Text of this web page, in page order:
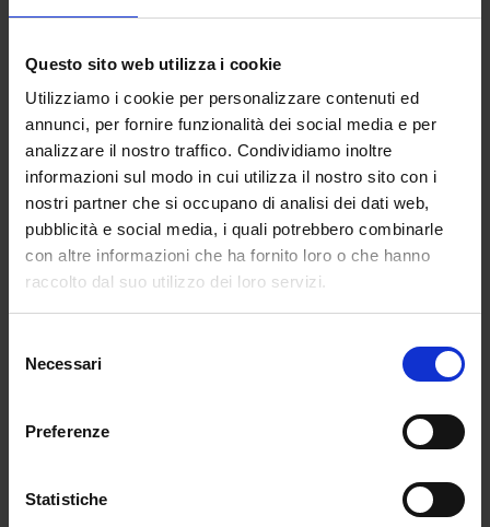
Questo sito web utilizza i cookie
Utilizziamo i cookie per personalizzare contenuti ed
annunci, per fornire funzionalità dei social media e per
analizzare il nostro traffico. Condividiamo inoltre
informazioni sul modo in cui utilizza il nostro sito con i
nostri partner che si occupano di analisi dei dati web,
pubblicità e social media, i quali potrebbero combinarle
con altre informazioni che ha fornito loro o che hanno
raccolto dal suo utilizzo dei loro servizi.
delNecessari
Preferenze
Statistiche
Eventi
07 MAG – Ad Adria aperitivo con
“Il cormorano nero”